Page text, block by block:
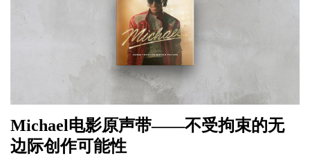
Michael电影原声带——不受拘束的无
边际创作可能性